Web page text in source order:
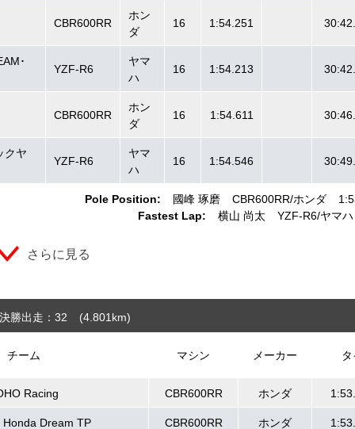
Pole Position: 國峰 琢磨 CBR600RR ホンダ
Fastest Lap:
横山 尚太 YZF-R6 ヤマハ
CBR600RR
ホン
ダ
16 1:54.251
･
YZF-R6
ヤマ
ハ
16 1:54.213
CBR600RR
ホン
ダ
16 1:54.611
クヤ
YZF-R6
ヤマ
ハ
16 1:54.546
さらに見る
決勝出走：32 (4.801 km)
チーム マシン メーカー
Racing CBR600RR ホンダ
Honda Dream TP CBR600RR ホンダ